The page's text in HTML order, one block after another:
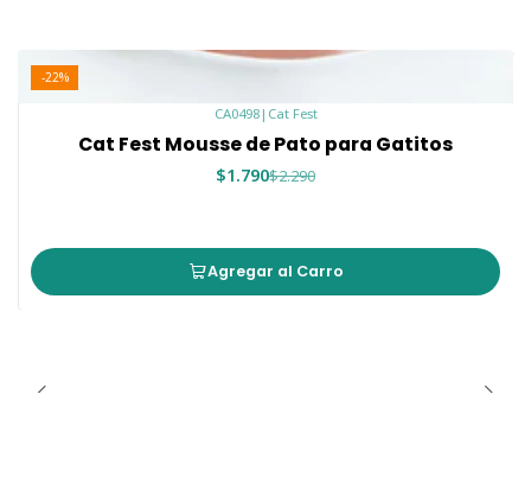
-22%
CA0498| Cat Fest
Cat Fest Mousse de Pato para Gatitos
$1.790$2.290
Agregar al Carro